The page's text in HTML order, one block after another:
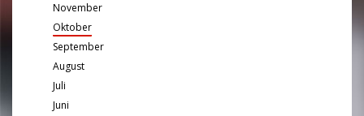
November
Oktober
September
August
Juli
Juni